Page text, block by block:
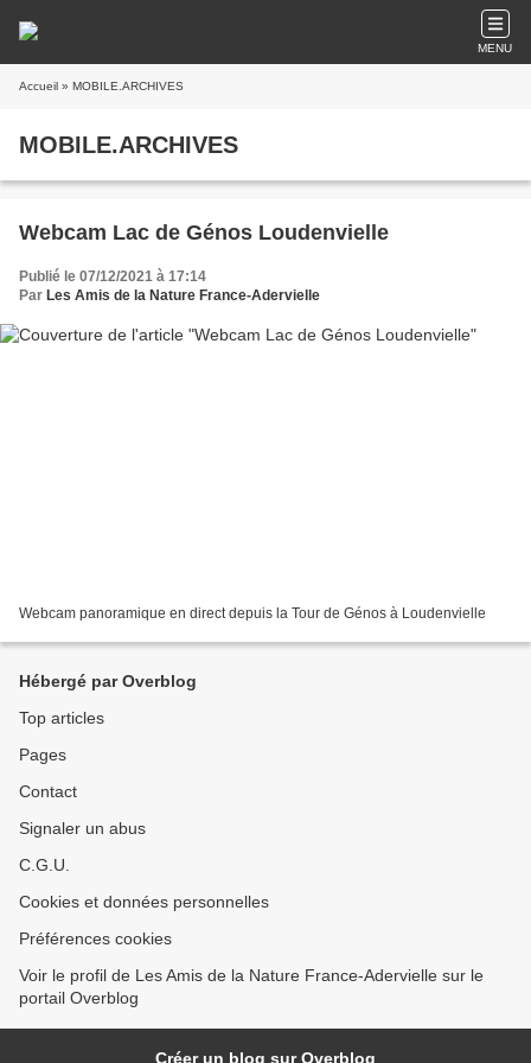
MENU
Accueil » MOBILE.ARCHIVES
MOBILE.ARCHIVES
Webcam Lac de Génos Loudenvielle
Publié le 07/12/2021 à 17:14
Par Les Amis de la Nature France-Adervielle
Webcam panoramique en direct depuis la Tour de Génos à Loudenvielle
Hébergé par Overblog
Top articles
Pages
Contact
Signaler un abus
C.G.U.
Cookies et données personnelles
Préférences cookies
Voir le profil de Les Amis de la Nature France-Adervielle sur le
portail Overblog
Créer un blog sur Overblog